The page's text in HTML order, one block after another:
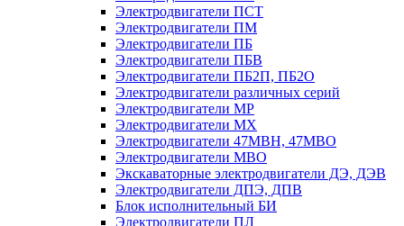
Электродвигатели ПСТ
Электродвигатели ПМ
Электродвигатели ПБ
Электродвигатели ПБВ
Электродвигатели ПБ2П, ПБ2О
Электродвигатели различных серий
Электродвигатели МР
Электродвигатели MX
Электродвигатели 47MBH, 47МВО
Электродвигатели MBO
Экскаваторные электродвигатели ДЭ, ДЭВ
Электродвигатели ДПЭ, ДПВ
Блок исполнительный БИ
Электродвигатели ПЛ